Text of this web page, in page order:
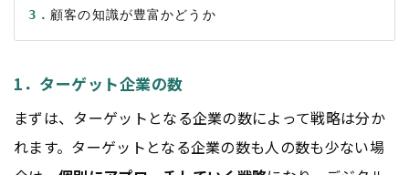
3．
1．ターゲット企業の数
まずは、ターゲットとなる企業の数によって戦略は分か
れます。ターゲットとなる企業の数も人の数も少ない場